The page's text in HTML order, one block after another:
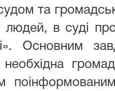
судом та
людей, в суді
Основним
необхідна